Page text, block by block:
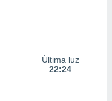
Última luz
22:24